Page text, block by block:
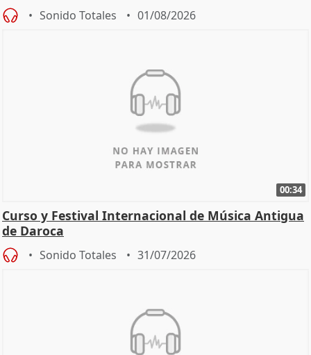
Sonido Totales 01/08/2026
00:34
Curso y Festival Internacional de Música Antigua
de Daroca
Sonido Totales 31/07/2026